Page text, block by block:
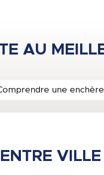
une enchère
VILLE